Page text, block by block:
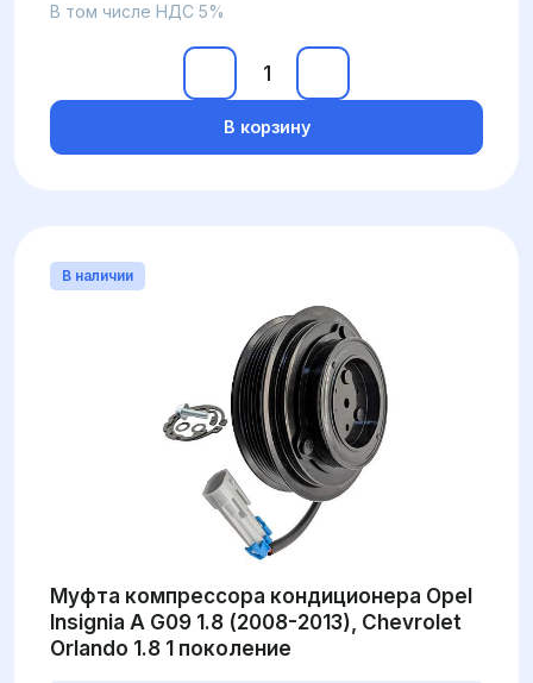
В том числе НДС 5%
В корзину
В наличии
Муфта компрессора кондиционера Opel
Insignia A G09 1.8 (2008-2013), Chevrolet
Orlando 1.8 1 поколение